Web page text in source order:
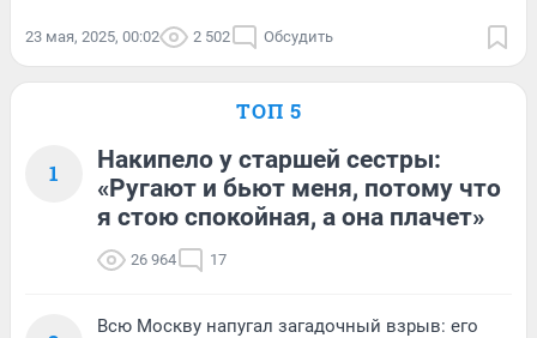
23 мая, 2025, 00:02 2 502 Обсудить
ТОП 5
1
Накипело у старшей сестры:
«Ругают и бьют меня, потому что
я стою спокойная, а она плачет»
26 964 17
Всю Москву напугал загадочный взрыв: его